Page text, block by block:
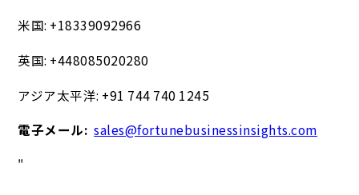
米国: +18339092966
英国: +448085020280
アジア太平洋: +91 744 740 1245
電子メール: sales@fortunebusinessinsights.com
"